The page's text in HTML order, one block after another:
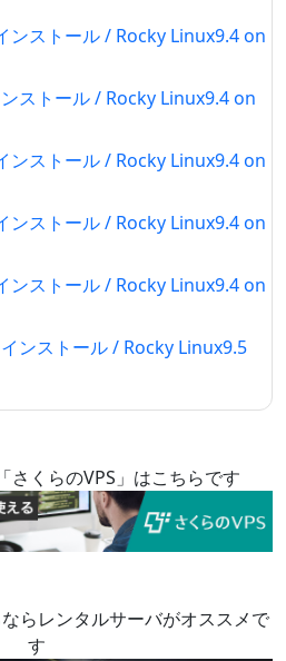
ンストール / Rocky Linux9.4 on
ストール / Rocky Linux9.4 on
ンストール / Rocky Linux9.4 on
ンストール / Rocky Linux9.4 on
ンストール / Rocky Linux9.4 on
ンストール / Rocky Linux9.5
さくらのVPS」はこちらです
らレンタルサーバがオススメで
す